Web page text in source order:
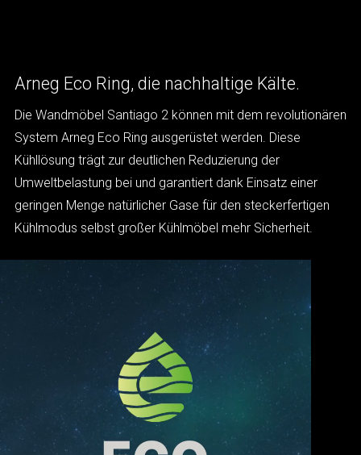
Arneg Eco Ring, die nachhaltige Kälte.
Die Wandmöbel Santiago 2 können mit dem revolutionären
System Arneg Eco Ring ausgerüstet werden. Diese
Kühllösung trägt zur deutlichen Reduzierung der
Umweltbelastung bei und garantiert dank Einsatz einer
geringen Menge natürlicher Gase für den steckerfertigen
Kühlmodus selbst großer Kühlmöbel mehr Sicherheit.